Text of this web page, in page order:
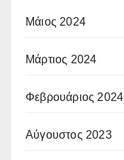
Μάιος 2024
Μάρτιος 2024
Φεβρουάριος 2024
Αύγουστος 2023